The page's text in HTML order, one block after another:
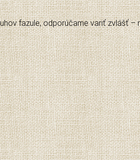
fazule, odporúčame variť zvlášť –